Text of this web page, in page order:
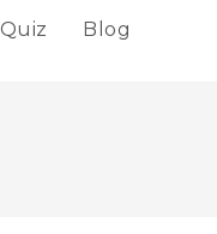
Quiz Blog